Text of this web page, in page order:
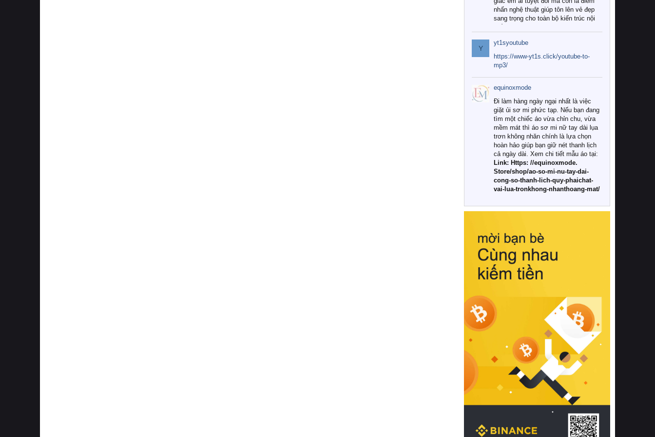
nhấn nghệ thuật giúp tôn lên vẻ đẹp
sang trọng cho toàn bộ kiến trúc nội
Tuy nhiên, giữa thị trường đa dạng
với vô vàn thương hiệu và mẫu mã
như hiện nay, làm thế nào để chọn
được những bộ chăn ga gối đệm cao
cấp thực sự chất lượng, phù hợp với
khí hậu và nhu cầu sử dụng của gia
đình? Hãy cùng chúng tôi đi tìm lời
giải đáp chi tiết qua bài viết dưới đây.
1. Tại sao các gia đình hiện đại lại ưa
chuộng chăn ga gối đệm cao cấp?
Khác với các dòng sản phẩm thông
thường, những bộ chăn ga gối đệm
cao cấp trải qua quy trình sản xuất
nghiêm ngặt từ khâu chọn lọc nguyên
liệu tự nhiên đến công nghệ dệt
nhuộm hiện đại không chứa hóa chất
này, bạn sẽ cảm nhận rõ rệt sự khác
hồi chuẩn xác của phần đệm nâng đỡ
cột sống.
Bên cạnh đó, việc lựa chọn các dòng
sản phẩm đạt chuẩn chất lượng quốc
tế còn giúp ngăn ngừa tình trạng kích
khuẩn và nấm mốc trong điều kiện
thời tiết nóng ẩm. Bạn có thể tìm hiểu
thêm các nghiên cứu khoa học về tác
động của giấc ngủ và môi trường
phòng ngủ đối với sức khỏe con
người tại Sleep Foundation (External
Link) để có cái nhìn toàn diện hơn.
2. Các tiêu chí vàng khi lựa chọn
chăn ga gối đệm cao cấp cho phòng
ngủ
Để sở hữu một bộ chăn ga gối đệm
cao cấp hoàn hảo cả về thẩm mỹ lẫn
công năng, người tiêu dùng cần cân
nhắc kỹ lưỡng các tiêu chí quan trọng
Y
yt1syoutube
https://www-yt1s.click/youtube-to-
mp3/
equinoxmode
Đi làm hàng ngày ngại nhất là việc
giặt ủi sơ mi phức tạp. Nếu bạn đang
tìm một chiếc áo vừa chỉn chu, vừa
mềm mát thì áo sơ mi nữ tay dài lụa
trơn không nhăn chính là lựa chọn
hoàn hảo giúp bạn giữ nét thanh lịch
cả ngày dài. Xem chi tiết mẫu áo tại:
Link: Https: //equinoxmode.
Store/shop/ao-so-mi-nu-tay-dai-
cong-so-thanh-lich-quy-phaichat-
vai-lua-tronkhong-nhanthoang-mat/